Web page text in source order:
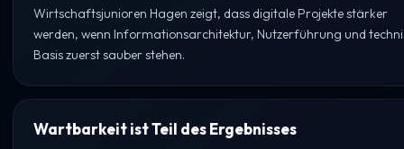
Wirtschaftsjunioren Hagen zeigt, dass digitale Projekte stärker
werden, wenn Informationsarchitektur, Nutzerführung und
Basis zuerst sauber stehen.
Wartbarkeit ist Teil des Ergebnisses